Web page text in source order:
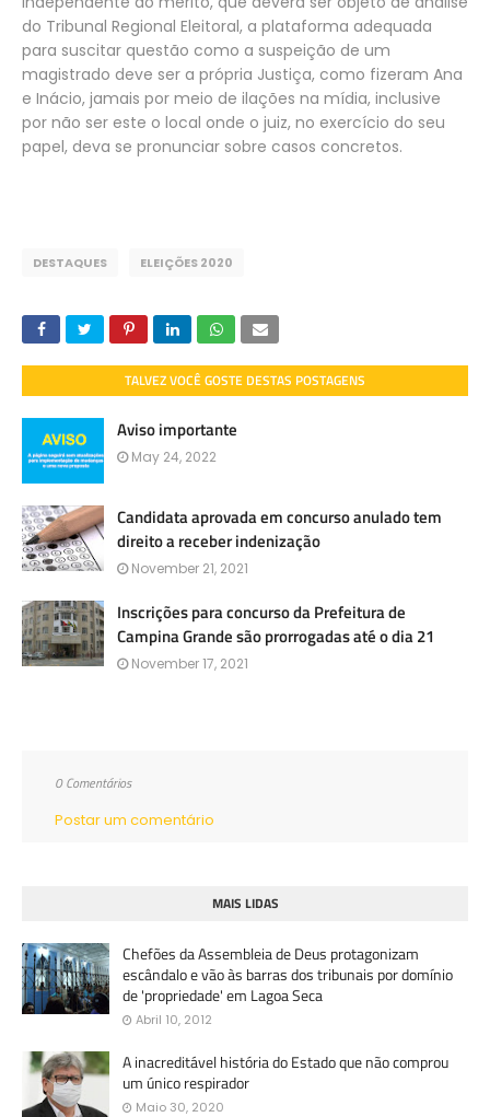
do Tribunal Regional Eleitoral, a plataforma adequada
para suscitar questão como a suspeição de um
magistrado deve ser a própria Justiça, como fizeram Ana
e Inácio, jamais por meio de ilações na mídia, inclusive
por não ser este o local onde o juiz, no exercício do seu
papel, deva se pronunciar sobre casos concretos.
DESTAQUES ELEIÇÕES 2020
TALVEZ VOCÊ GOSTE DESTAS POSTAGENS
Aviso importante
May 24, 2022
Candidata aprovada em concurso anulado tem
direito a receber indenização
November 21, 2021
Inscrições para concurso da Prefeitura de
Campina Grande são prorrogadas até o dia 21
November 17, 2021
0 Comentários
Postar um comentário
MAIS LIDAS
Chefões da Assembleia de Deus protagonizam
escândalo e vão às barras dos tribunais por domínio
de 'propriedade' em Lagoa Seca
Abril 10, 2012
A inacreditável história do Estado que não comprou
um único respirador
Maio 30, 2020